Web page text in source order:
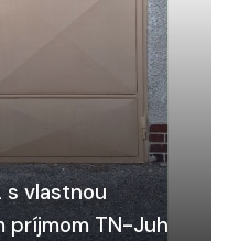
s vlastnou
príjmom TN-Juh